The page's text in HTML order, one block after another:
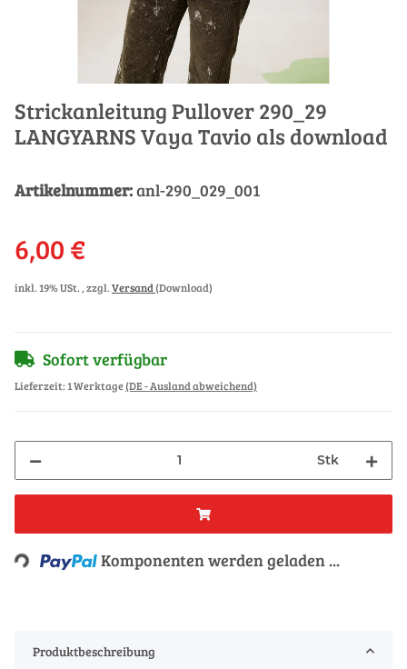
Strickanleitung Pullover 290_29
LANGYARNS Vaya Tavio als download
Artikelnummer:anl-290_029_001
6,00 €
inkl. 19% USt. , zzgl.Versand (Download)
Sofort verfügbar
Lieferzeit:1 Werktage(DE - Ausland abweichend)
Stk
Loading... Komponenten werden geladen ...
Produktbeschreibung